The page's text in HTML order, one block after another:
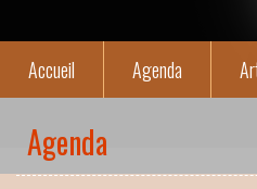
Accueil Agenda
Agenda